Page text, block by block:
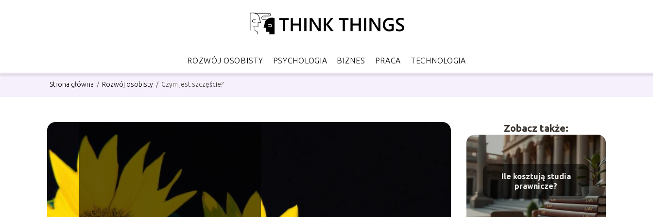
ROZWÓJ OSOBISTY PSYCHOLOGIA BIZNES PRACA TECHNOLOGIA
Strona główna / Rozwój osobisty / Czym jest szczęście?
Zobacz także:
Ile kosztują studia
prawnicze?